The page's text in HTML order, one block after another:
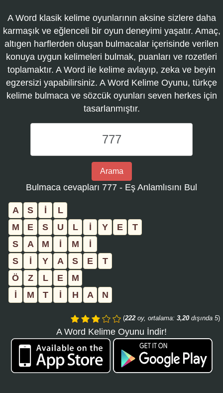
A Word klasik kelime oyunlarının aksine sizlere daha
karmaşık ve eğlenceli bir oyun deneyimi yaşatır. Amaç,
altıgen harflerden oluşan bulmacalar içerisinde verilen
konuya uygun kelimeleri bulmak, puanları ve rozetleri
toplamaktır. A Word ile kelime avlayıp, zeka ve beyin
egzersizi yapabilirsiniz. A Word Kelime Oyunu, türkçe
kelime bulmaca ve sözcük oyunları seven herkes için
tasarlanmıştır.
Word
Kelime
Oyunu
bulmaca
numarasını
ve
aramayı
Arama
Bulmaca cevapları 777 - Eş Anlamlısını Bul
A S İ
L
M
E S U L İ Y E
T
S
A M İ M
İ
S
İ Y A S E
T
Ö
Z L E
M
İ
M T İ H A N
(222 oy, ortalama: 3,20 dışında 5)
A Word Kelime Oyunu İndir!